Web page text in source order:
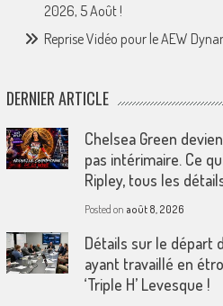
2026, 5 Août !
Reprise Vidéo pour le AEW
DERNIER ARTICLE
Chelsea Green
pas intérimaire. Ce
Ripley, tous les
Posted on août 8, 2026
Détails sur le départ
ayant travaillé en
‘Triple H’ Levesque !